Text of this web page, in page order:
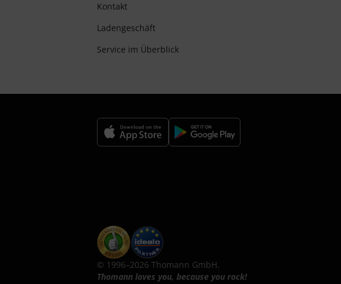
Kontakt
Ladengeschäft
Service im Überblick
© 1996–2026 Thomann GmbH.
Thomann loves you, because you rock!